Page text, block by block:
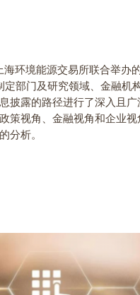
环境能源交易所联合举办
定部门及研究领域、金融机
披露的路径进行了深入且广
策视角、金融视角和企业
分析。